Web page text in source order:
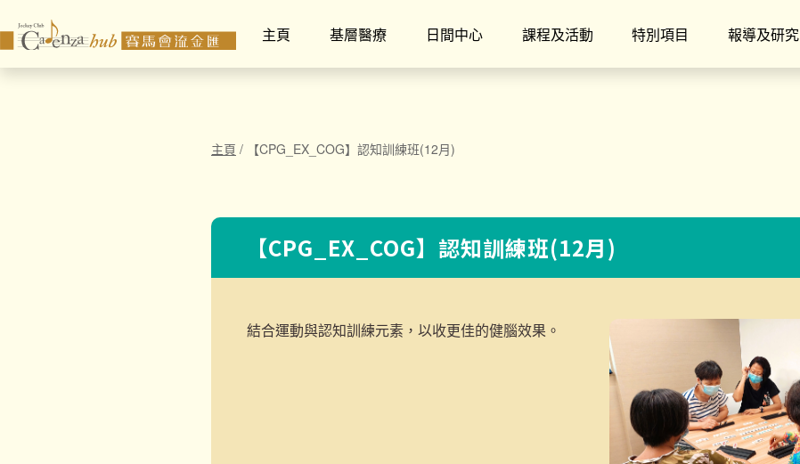
主頁 基層醫療 日間中心 課程及活動 特別項目 報導及研究
主頁 / 【CPG_EX_COG】認知訓練班(12月)
【CPG_EX_COG】認知訓練班(12月)
結合運動與認知訓練元素，以收更佳的健腦效果。